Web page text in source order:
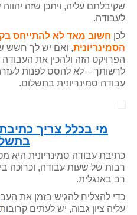
שקיבלתם עליה, ויתכן שזה
לעבודה.
לכן חשוב מאד לא להתייחס
הסמינריונית, ואם יש לך חשש
הפרויקט הזה ולהכין את
לרשותך – לא להסס לפנות
עבודה סמינריונית בתשלום.
מי בכלל צריך
כתיבת עבודה סמינריונית
רבות של שעות עבודה, וכרוכה
רב באנגלית.
כדי להצליח להגיש בזמן את
עליה ציון גבוה, יש לעתים קרובות